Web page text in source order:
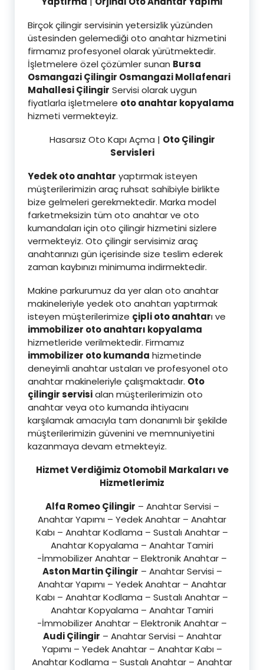
Birçok çilingir servisinin yetersizlik yüzünden
üstesinden gelemediği oto anahtar hizmetini
firmamız profesyonel olarak yürütmektedir.
İşletmelere özel çözümler sunan Bursa
Osmangazi Çilingir Osmangazi Mollafenari
Mahallesi Çilingir Servisi olarak uygun
fiyatlarla işletmelere oto anahtar kopyalama
hizmeti vermekteyiz.
Hasarsız Oto Kapı Açma | Oto Çilingir
Servisleri
Yedek oto anahtar yaptırmak isteyen
müşterilerimizin araç ruhsat sahibiyle birlikte
bize gelmeleri gerekmektedir. Marka model
farketmeksizin tüm oto anahtar ve oto
kumandaları için oto çilingir hizmetini sizlere
vermekteyiz. Oto çilingir servisimiz araç
anahtarınızı gün içerisinde size teslim ederek
zaman kaybınızı minimuma indirmektedir.
Makine parkurumuz da yer alan oto anahtar
makineleriyle yedek oto anahtarı yaptırmak
isteyen müşterilerimize çipli oto anahtarı ve
immobilizer oto anahtarı kopyalama
hizmetleride verilmektedir. Firmamız
immobilizer oto kumanda hizmetinde
deneyimli anahtar ustaları ve profesyonel oto
anahtar makineleriyle çalışmaktadır. Oto
çilingir servisialan müşterilerimizin oto
anahtar veya oto kumanda ihtiyacını
karşılamak amacıyla tam donanımlı bir şekilde
müşterilerimizin güvenini ve memnuniyetini
kazanmaya devam etmekteyiz.
Hizmet Verdiğimiz Otomobil Markaları ve
Hizmetlerimiz
Alfa Romeo Çilingir – Anahtar Servisi –
Anahtar Yapımı – Yedek Anahtar – Anahtar
Kabı – Anahtar Kodlama – Sustalı Anahtar –
Anahtar Kopyalama – Anahtar Tamiri
-İmmobilizer Anahtar – Elektronik Anahtar –
Aston Martin Çilingir – Anahtar Servisi –
Anahtar Yapımı – Yedek Anahtar – Anahtar
Kabı – Anahtar Kodlama – Sustalı Anahtar –
Anahtar Kopyalama – Anahtar Tamiri
-İmmobilizer Anahtar – Elektronik Anahtar –
Audi Çilingir – Anahtar Servisi – Anahtar
Yapımı – Yedek Anahtar – Anahtar Kabı –
Anahtar Kodlama – Sustalı Anahtar – Anahtar